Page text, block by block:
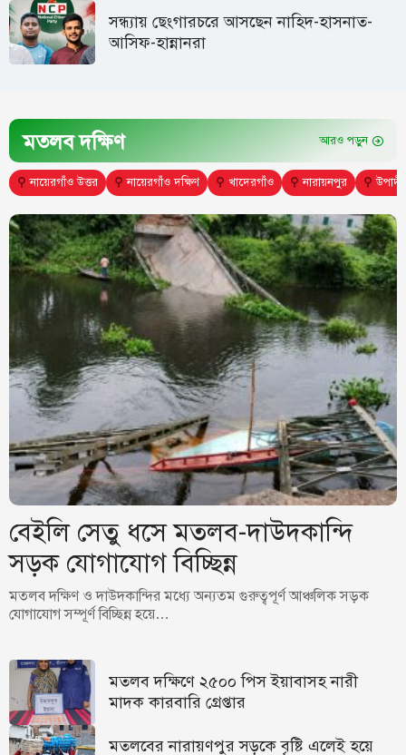
সন্ধ্যায় ছেংগারচরে আসছেন নাহিদ-হাসনাত-
আসিফ-হান্নানরা
মতলব দক্ষিণ আরও পড়ুন
⚲ নায়েরগাঁও উত্তর ⚲ নায়েরগাঁও দক্ষিণ ⚲ খাদেরগাঁও ⚲ নারায়নপুর ⚲ উপাদী
বেইলি সেতু ধসে মতলব-দাউদকান্দি
সড়ক যোগাযোগ বিচ্ছিন্ন
মতলব দক্ষিণ ও দাউদকান্দির মধ্যে অন্যতম গুরুত্বপূর্ণ আঞ্চলিক সড়ক
যোগাযোগ সম্পূর্ণ বিচ্ছিন্ন হয়ে…
মতলব দক্ষিণে ২৫০০ পিস ইয়াবাসহ নারী
মাদক কারবারি গ্রেপ্তার
মতলবের নারায়ণপুর সড়কে বৃষ্টি এলেই হয়ে